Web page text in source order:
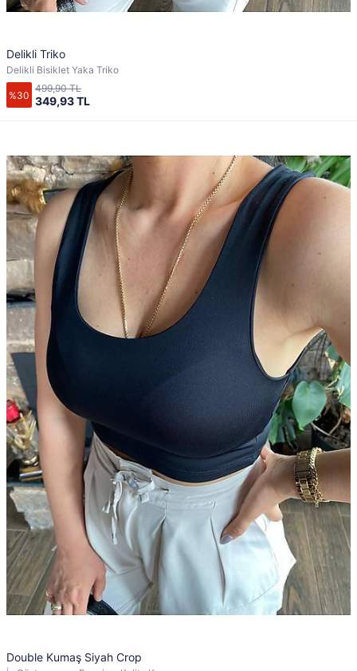
Delikli Triko
Delikli Bisiklet Yaka Triko
%30 349,93 TL
499,90 TL
Double Kumaş Siyah Crop